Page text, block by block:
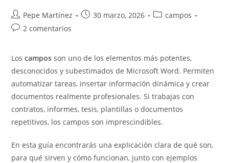
Autor
de
Pepe Martínez
Publicación
30 marzo, 2026
Categoría
campos
Comentarios
entrada:
2 comentarios
Loscampos son uno de los elementos más potentes,
desconocidos y subestimados de Microsoft Word. Permiten
automatizar tareas, insertar información dinámica y crear
documentos realmente profesionales. Si trabajas con
contratos, informes, tesis, plantillas o documentos
repetitivos, los campos son imprescindibles.
En esta guía encontrarás una explicación clara de qué son,
para qué sirven y cómo funcionan, junto con ejemplos